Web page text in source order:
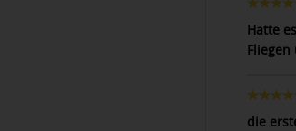
Hatte
Fliegen
die